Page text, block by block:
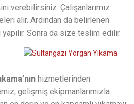
verebilirsiniz. Çalışanlarımız
alır. Ardından da belirlenen
Sonra da size teslim edilir.
hizmetlerinden
gelişmiş ekipmanlarımızla